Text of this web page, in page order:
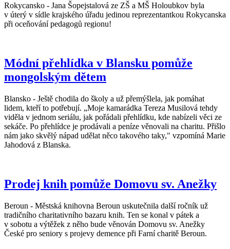
Rokycansko - Jana Šopejstalová ze ZŠ a MŠ Holoubkov byla
v úterý v sídle krajského úřadu jedinou reprezentantkou Rokycanska
při oceňování pedagogů regionu!
Módní přehlídka v Blansku pomůže
mongolským dětem
Blansko - Ještě chodila do školy a už přemýšlela, jak pomáhat
lidem, kteří to potřebují. „Moje kamarádka Tereza Musilová tehdy
viděla v jednom seriálu, jak pořádali přehlídku, kde nabízeli věci ze
sekáče. Po přehlídce je prodávali a peníze věnovali na charitu. Přišlo
nám jako skvělý nápad udělat něco takového taky," vzpomíná Marie
Jahodová z Blanska.
Prodej knih pomůže Domovu sv. Anežky
Beroun - Městská knihovna Beroun uskutečnila další ročník už
tradičního charitativního bazaru knih. Ten se konal v pátek a
v sobotu a výtěžek z něho bude věnován Domovu sv. Anežky
České pro seniory s projevy demence při Farní charitě Beroun.